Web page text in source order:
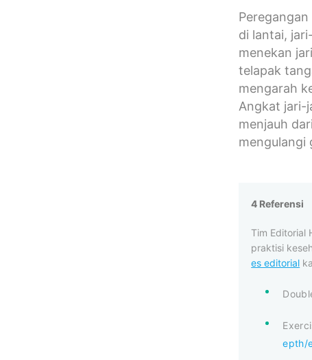
di lantai,
menekan
telapak
mengarah
Angkat jari-
menjauh
mengulangi
4 Referensi
Tim Editorial
praktisi
es editorial
epth/